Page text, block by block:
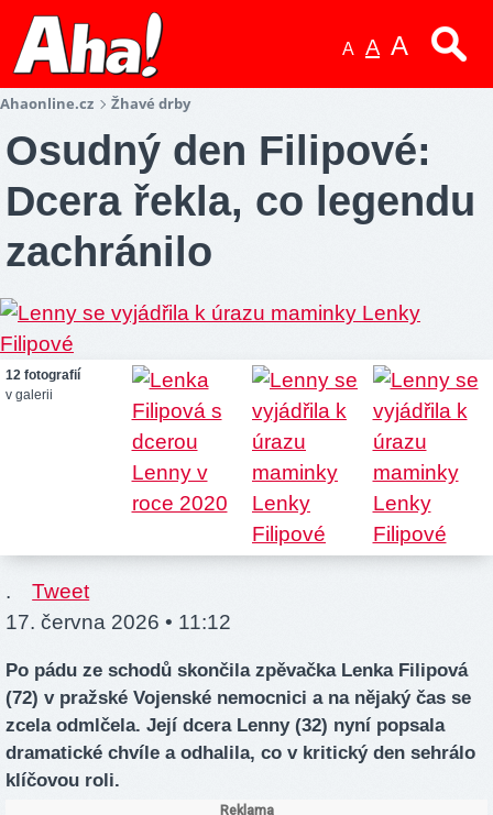
A A A
Ahaonline.cz Žhavé drby
Osudný den Filipové:
Dcera řekla, co legendu
zachránilo
12 fotografií
v galerii
.
Tweet
17. června 2026 • 11:12
Po pádu ze schodů skončila zpěvačka Lenka Filipová
(72) v pražské Vojenské nemocnici a na nějaký čas se
zcela odmlčela. Její dcera Lenny (32) nyní popsala
dramatické chvíle a odhalila, co v kritický den sehrálo
klíčovou roli.